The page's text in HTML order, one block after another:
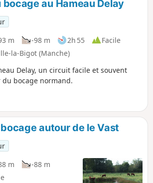
bocage au Hameau Delay
m -98 m 2h 55
Facile
la-Bigot (Manche)
Delay, un circuit facile et souvent
bocage normand.
autour de le Vast
m
-88 m